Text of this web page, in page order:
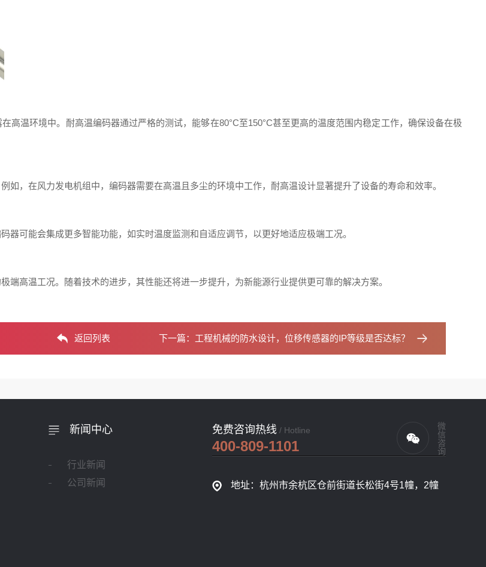
高温环境中。耐高温编码器通过严格的测试，能够在80°C至150°C甚至更高的温度范围内稳定工作，确保设备在极
，在风力发电机组中，编码器需要在高温且多尘的环境中工作，耐高温设计显著提升了设备的寿命和效率。
可能会集成更多智能功能，如实时温度监测和自适应调节，以更好地适应极端工况。
高温工况。随着技术的进步，其性能还将进一步提升，为新能源行业提供更可靠的解决方案。
返回列表 下一篇： 工程机械的防水设计，位移传感器的IP等级是否达标？
免费咨询热线 / Hotline
400-809-1101 微信咨询
地址：杭州市余杭区仓前街道长松街4号1幢，2幢
新闻中心
行业新闻
公司新闻